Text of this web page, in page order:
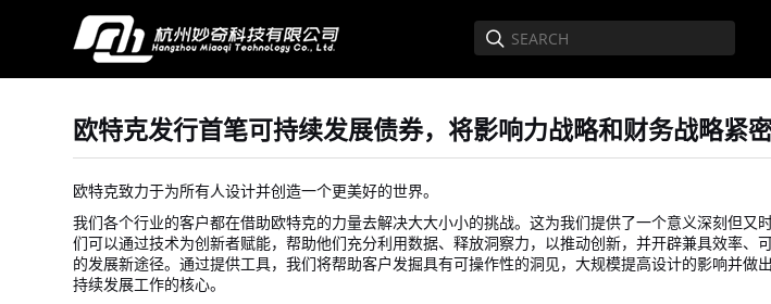
欧特克发行首笔可持续发展债券，将影响力战略和财务战略紧
欧特克致力于为所有人设计并创造一个更美好的世界。
我们各个行业的客户都在借助欧特克的力量去解决大大小小的挑战。这为我们提供了一个意义深刻但又
们可以通过技术为创新者赋能，帮助他们充分利用数据、释放洞察力，以推动创新，并开辟兼具效率、
的发展新途径。通过提供工具，我们将帮助客户发掘具有可操作性的洞见，大规模提高设计的影响并做
持续发展工作的核心。